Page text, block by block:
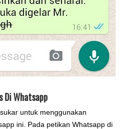
Di Whatsapp
untuk menggunakan
ini. Pada petikan Whatsapp di